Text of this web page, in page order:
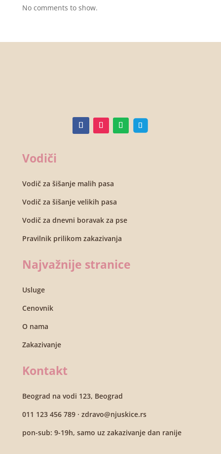
No comments to show.
Vodiči
Vodič za šišanje malih pasa
Vodič za šišanje velikih pasa
Vodič za dnevni boravak za pse
Pravilnik prilikom zakazivanja
Najvažnije stranice
Usluge
Cenovnik
O nama
Zakazivanje
Kontakt
Beograd na vodi 123, Beograd
011 123 456 789 · zdravo@njuskice.rs
pon-sub: 9-19h, samo uz zakazivanje dan ranije